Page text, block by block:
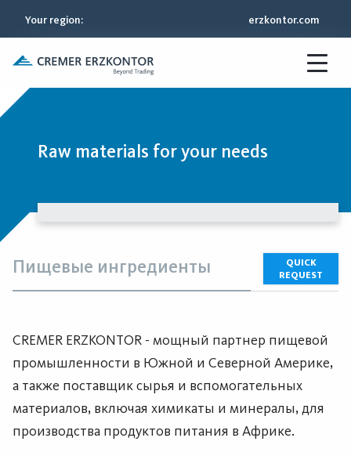
Your region: erzkontor.com
Raw materials for your needs
QUICK
REQUEST
Пищевые ингредиенты
CREMER ERZKONTOR - мощный партнер пищевой
промышленности в Южной и Северной Америке,
а также поставщик сырья и вспомогательных
материалов, включая химикаты и минералы, для
производства продуктов питания в Африке.